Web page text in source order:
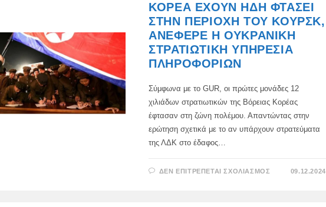
ΚΟΡΈΑ
ΔΕΝ
ΈΧΕΙ
ΚΑΜΊΑ
ΑΜΦΙΒΟΛΊΑ
ΓΙΑ
ΤΗ
ΣΤΗΝ
ΟΥΚΡΑΝΊΑ
ΚΟΡΈΑ ΈΧΟΥΝ ΉΔΗ ΦΤΆΣΕΙ
ΣΤΗΝ ΠΕΡΙΟΧΉ ΤΟΥ ΚΟΥΡΣΚ,
ΑΝΈΦΕΡΕ Η ΟΥΚΡΑΝΙΚΉ
ΣΤΡΑΤΙΩΤΙΚΉ ΥΠΗΡΕΣΊΑ
ΠΛΗΡΟΦΟΡΙΏΝ
Σύμφωνα με το GUR, οι πρώτες μονάδες 12
χιλιάδων στρατιωτικών της Βόρειας Κορέας
έφτασαν στη ζώνη πολέμου. Απαντώντας στην
ερώτηση σχετικά με το αν υπάρχουν στρατεύματα
της ΛΔΚ στο έδαφος…
ΔΕΝ ΕΠΙΤΡΈΠΕΤΑΙ ΣΧΟΛΙΑΣΜΌΣ 09.12.2024